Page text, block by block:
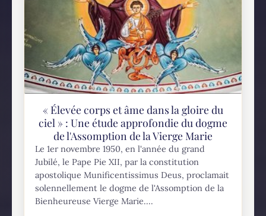
« Élevée corps et âme dans la gloire du
ciel » : Une étude approfondie du dogme
de l'Assomption de la Vierge Marie
Le 1er novembre 1950, en l'année du grand
Jubilé, le Pape Pie XII, par la constitution
apostolique Munificentissimus Deus, proclamait
solennellement le dogme de l'Assomption de la
Bienheureuse Vierge Marie....